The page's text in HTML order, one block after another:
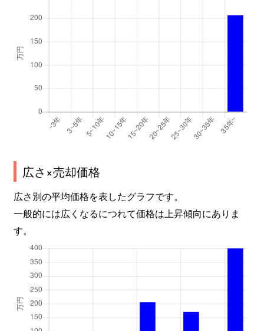
広さ×売却価格
広さ別の平均価格を表したグラフです。
一般的には広くなるにつれて価格は上昇傾向にありま
す。